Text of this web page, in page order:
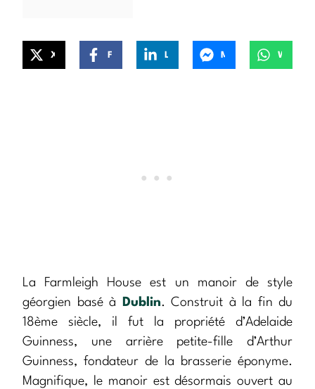
La Farmleigh House est un manoir de style
géorgien basé à
Dublin. Construit à la fin du
18ème siècle, il fut la propriété d’Adelaide
Guinness, une arrière petite-fille d’Arthur
Guinness, fondateur de la brasserie éponyme.
Magnifique, le manoir est désormais ouvert au